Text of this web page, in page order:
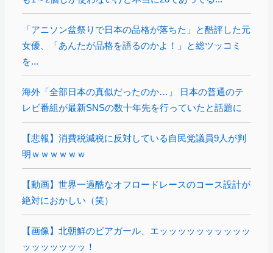
「アニソン盆祭りで日本の品格が落ちた」と酷評した元
女優、「あんたが品格を語るのかよ！」と総ツッコミ
を...
海外「全部日本の真似だったのか…」 日本の普通のテ
レビ番組が最新SNSの数十年先を行っていたと話題に
【悲報】消費税減税に反対している自民党議員9人が判
明ｗｗｗｗｗｗ
【動画】世界一過酷なオフロードレースのコース設計が
絶対におかしい（笑）
【画像】北朝鮮のビアガール、エッッッッッッッッッッ
ッッッッッッッ！